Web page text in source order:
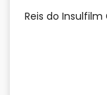
Reis do